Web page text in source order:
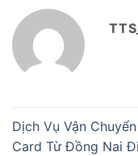
Dịch Vụ Vận
Card Từ Đồng Nai